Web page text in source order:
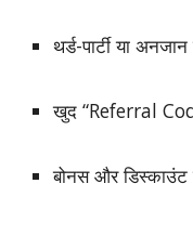
थर्ड-पार्टी या
खुद “Referral
बोनस और डिस्काउंट